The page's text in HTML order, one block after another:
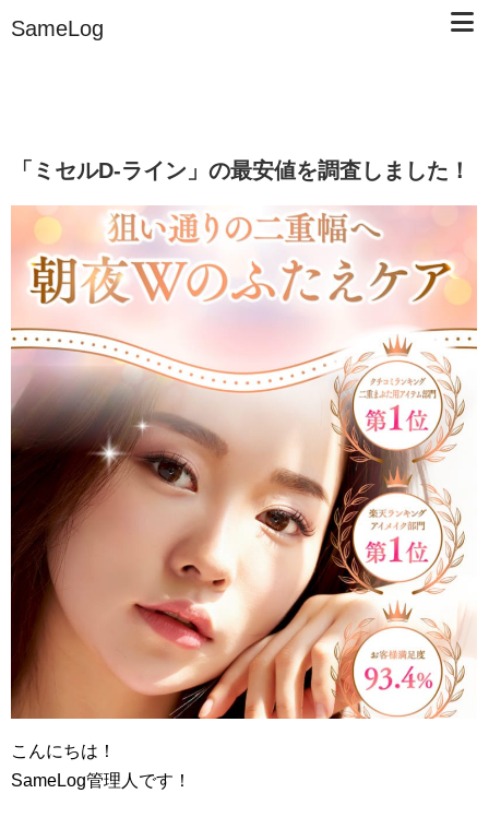
SameLog
「ミセルD-ライン」の最安値を調査しました！
こんにちは！
SameLog管理人です！